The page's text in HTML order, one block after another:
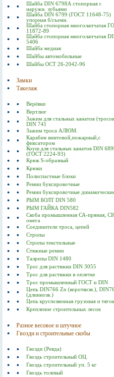
Шайба DIN 6798А стопорная с
наружн. зубьями
Шайба DIN 6799 (ГОСТ 11648-75)
упорная б/съемн.
Шайба стопорная многолапчатая
11872-89
Шайба стопорная многолапчатая
5406
Шайба медная
Шайбы автомобильные
Шайбы ОСТ 26-2042-96
Замки
Такелаж
Верёвки
Вертлюг
Зажим для стальных канатов
DIN 741
Зажим троса АЛЮМ.
Карабин винтовой,пожарный,с
фиксатором
Коуш для стальных канатов DIN
(ГОСТ 2224-93)
Крюк S-образный
Крюки
Полиспастные блоки
Ремни буксировочные
Ремни буксировочные
РЫМ БОЛТ DIN 580
РЫМ ГАЙКА DIN582
Скоба промышленная СА-прямая,
омега
Соединители троса, цепей
Стропы
Стропы текстильные
Стяжные ремни
Талрепы DIN 1480
Трос для растяжки DIN 3055
Трос для растяжки в оплетке
Трос промышленный ГОСТ и DIN
Цепь DIN766 Zn (короткозв.),
(длиннозв.)
Цепь круглозвенная грузовая и
Крепление строительных лесов
Разное весовое и штучное
Гвозди и строительные скобы
Гвозди (Ревда)
Гвоздь строительный ОЦ.
Гвоздь строительный уп. 5 кг
Гвоздь толевый